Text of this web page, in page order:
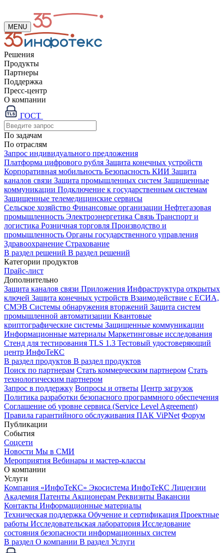
MENU
Решения
Продукты
Партнеры
Поддержка
Пресс-центр
О компании
ГОСТ
По задачам
По отраслям
Запрос индивидуального предложения
Платформа цифрового рубля Защита конечных устройств
Корпоративная мобильность Безопасность КИИ Защита
каналов связи Защита промышленных систем Защищенные
коммуникации Подключение к государственным системам
Защищенные телемедицинские сервисы
Сельское хозяйство Финансовые организации Нефтегазовая
промышленность Электроэнергетика Связь Транспорт и
логистика Розничная торговля Производство и
промышленность Органы государственного управления
Здравоохранение Страхование
В раздел решений В раздел решений
Категории продуктов
Прайс-лист
Дополнительно
Защита каналов связи Приложения Инфраструктура открытых
ключей Защита конечных устройств Взаимодействие с ЕСИА,
СМЭВ Системы обнаружения вторжений Защита систем
промышленной автоматизации Квантовые
криптографические системы Защищенные коммуникации
Информационные материалы Маркетинговые исследования
Стенд для тестирования TLS 1.3 Тестовый удостоверяющий
центр ИнфоТеКС
В раздел продуктов В раздел продуктов
Поиск по партнерам Стать коммерческим партнером Стать
технологическим партнером
Запрос в поддержку Вопросы и ответы Центр загрузок
Политика разработки безопасного программного обеспечения
Соглашение об уровне сервиса (Service Level Agreement)
Правила гарантийного обслуживания ПАК ViPNet Форум
Публикации
События
Соцсети
Новости Мы в СМИ
Мероприятия Вебинары и мастер-классы
О компании
Услуги
Компания «ИнфоТеКС» Экосистема ИнфоТеКС Лицензии
Академия Патенты Акционерам Реквизиты Вакансии
Контакты Информационные материалы
Техническая поддержка Обучение и сертификация Проектные
работы Исследовательская лаборатория Исследование
состояния безопасности информационных систем
В раздел О компании В раздел Услуги